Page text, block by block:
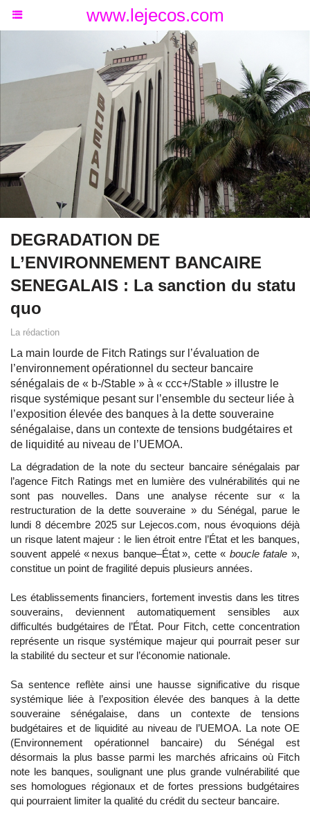
www.lejecos.com
DEGRADATION DE
L’ENVIRONNEMENT BANCAIRE
SENEGALAIS : La sanction du statu
quo
La rédaction
La main lourde de Fitch Ratings sur l’évaluation de
l’environnement opérationnel du secteur bancaire
sénégalais de « b-/Stable » à « ccc+/Stable » illustre le
risque systémique pesant sur l’ensemble du secteur liée à
l’exposition élevée des banques à la dette souveraine
sénégalaise, dans un contexte de tensions budgétaires et
de liquidité au niveau de l’UEMOA.
La dégradation de la note du secteur bancaire sénégalais par
l’agence Fitch Ratings met en lumière des vulnérabilités qui ne
sont pas nouvelles. Dans une analyse récente sur « la
restructuration de la dette souveraine » du Sénégal, parue le
lundi 8 décembre 2025 sur Lejecos.com, nous évoquions déjà
un risque latent majeur : le lien étroit entre l’État et les banques,
souvent appelé « nexus banque–État », cette « boucle fatale »,
constitue un point de fragilité depuis plusieurs années.
Les établissements financiers, fortement investis dans les titres
souverains, deviennent automatiquement sensibles aux
difficultés budgétaires de l’État. Pour Fitch, cette concentration
représente un risque systémique majeur qui pourrait peser sur
la stabilité du secteur et sur l’économie nationale.
Sa sentence reflète ainsi une hausse significative du risque
systémique liée à l’exposition élevée des banques à la dette
souveraine sénégalaise, dans un contexte de tensions
budgétaires et de liquidité au niveau de l’UEMOA. La note OE
(Environnement opérationnel bancaire) du Sénégal est
désormais la plus basse parmi les marchés africains où Fitch
note les banques, soulignant une plus grande vulnérabilité que
ses homologues régionaux et de fortes pressions budgétaires
qui pourraient limiter la qualité du crédit du secteur bancaire.